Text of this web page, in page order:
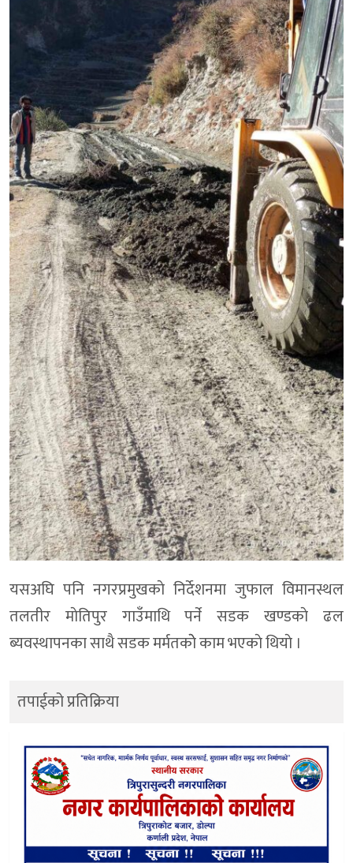
यसअघि पनि नगरप्रमुखकाे निर्देशनमा जुफाल विमानस्थल
तलतीर माेतिपुर गाउँमाथि पर्ने सडक खण्डकाे ढल
ब्यवस्थापनका साथै सडक मर्मतकाेे काम भएकाे थियाे ।
तपाईको प्रतिक्रिया